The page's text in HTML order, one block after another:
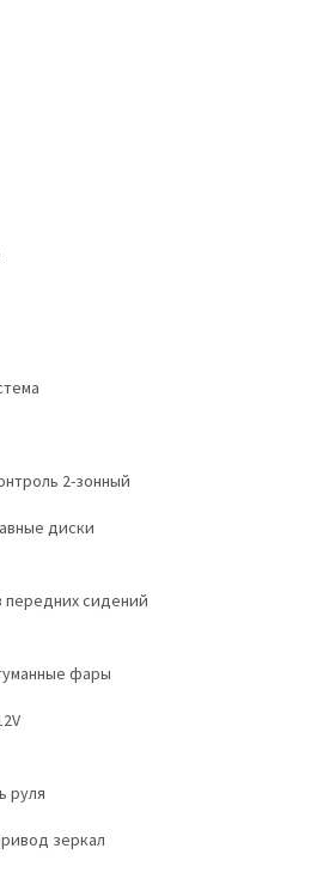
2-зонный
диски
передних сидений
фары
руля
зеркал